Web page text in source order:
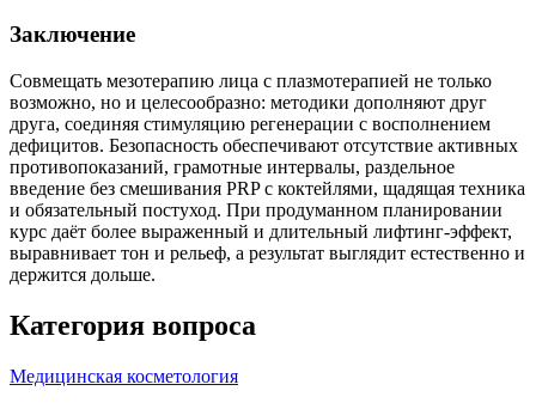
Заключение
Совмещать мезотерапию лица с плазмотерапией не только
возможно, но и целесообразно: методики дополняют друг
друга, соединяя стимуляцию регенерации с восполнением
дефицитов. Безопасность обеспечивают отсутствие активных
противопоказаний, грамотные интервалы, раздельное
введение без смешивания PRP с коктейлями, щадящая техника
и обязательный постуход. При продуманном планировании
курс даёт более выраженный и длительный лифтинг‑эффект,
выравнивает тон и рельеф, а результат выглядит естественно и
держится дольше.
Категория вопроса
Медицинская косметология